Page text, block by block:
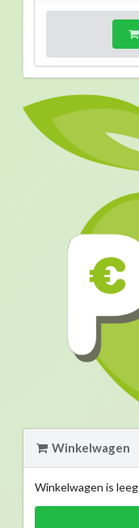
Winkelwagen
Winkelwagen is leeg